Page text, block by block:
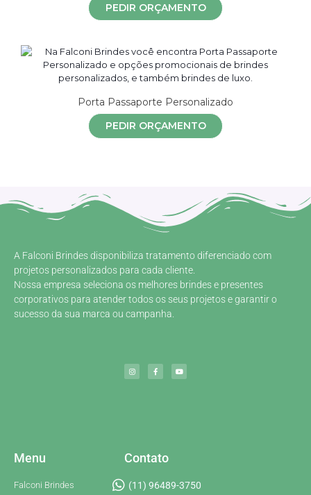
PEDIR ORÇAMENTO
Porta Passaporte Personalizado
PEDIR ORÇAMENTO
A Falconi Brindes disponibiliza tratamento diferenciado com
projetos personalizados para cada cliente.
Nossa empresa seleciona os melhores brindes e presentes
corporativos para atender todos os seus projetos e garantir o
sucesso da sua marca ou campanha.
Menu
Falconi Brindes
Contato
(11) 96489-3750